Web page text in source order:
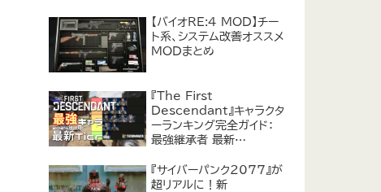
【バイオRE:4 MOD】チー
ト系、システム改善オススメ
MODまとめ
『The First
Descendant』キャラクタ
ーランキング完全ガイド：
最強継承者 最新
『サイバーパンク2077』が
超リアルに！新